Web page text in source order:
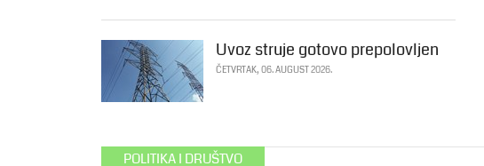
Uvoz struje gotovo prepolovljen
ČETVRTAK, 06. AUGUST 2026.
POLITIKA I DRUŠTVO